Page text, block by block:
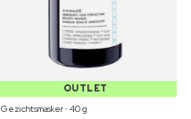
OUTLET
Gezichtsmasker ⋅ 40 g